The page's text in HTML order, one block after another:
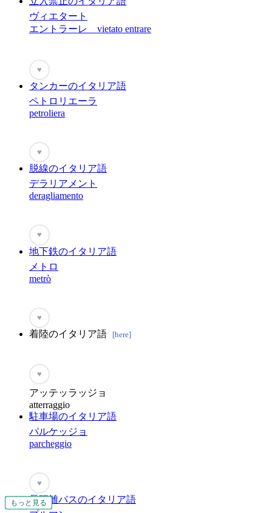
もっと見る
もっと見る
もっと見る
もっと見る
もっと見る
もっと見る
ヴィエタート
エントラーレ vietato entrare
♥
タンカーのイタリア語
ペトロリエーラ
petroliera
♥
脱線のイタリア語
デラリアメント
deragliamento
♥
地下鉄のイタリア語
メトロ
metrò
♥
着陸のイタリア語 [here]
♥
アッテッラッジョ
atterraggio
駐車場のイタリア語
パルケッジョ
parcheggio
♥
長距離バスのイタリア語
もっと見る